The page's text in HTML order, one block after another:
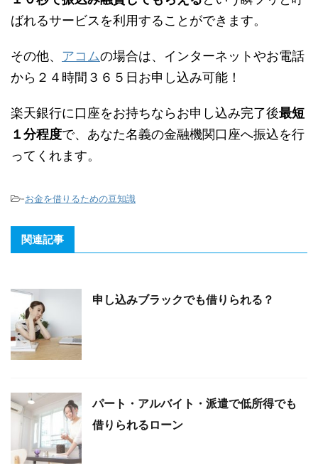
ばれるサービスを利用することができます。
その他、 アコムの場合は、インターネットやお電話
から２４時間３６５日お申し込み可能！
楽天銀行に口座をお持ちならお申し込み完了後最短
１分程度で、あなた名義の金融機関口座へ振込を行
ってくれます。
-お金を借りるための豆知識
関連記事
申し込みブラックでも借りられる？
パート・アルバイト・派遣で低所得でも
借りられるローン